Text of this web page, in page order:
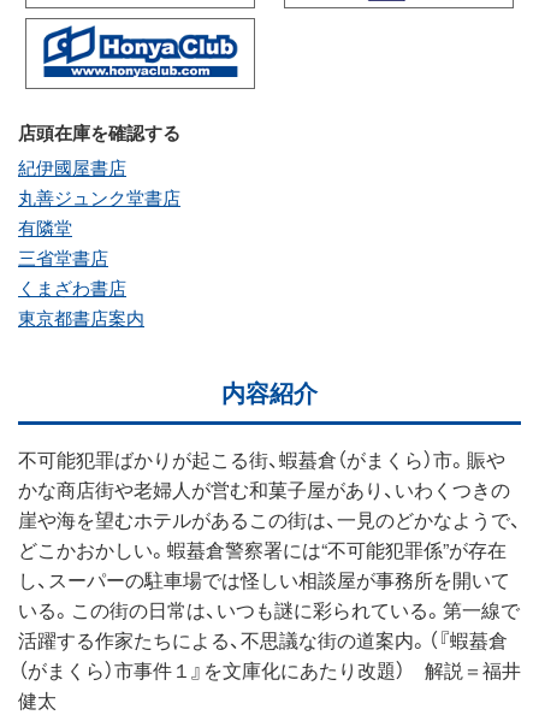
店頭在庫を確認する
紀伊國屋書店
丸善ジュンク堂書店
有隣堂
三省堂書店
くまざわ書店
東京都書店案内
内容紹介
不可能犯罪ばかりが起こる街、蝦蟇倉（がまくら）市。賑や
かな商店街や老婦人が営む和菓子屋があり、いわくつきの
崖や海を望むホテルがあるこの街は、一見のどかなようで、
どこかおかしい。蝦蟇倉警察署には“不可能犯罪係”が存在
し、スーパーの駐車場では怪しい相談屋が事務所を開いて
いる。この街の日常は、いつも謎に彩られている。第一線で
活躍する作家たちによる、不思議な街の道案内。（『蝦蟇倉
（がまくら）市事件１』を文庫化にあたり改題） 解説＝福井
健太